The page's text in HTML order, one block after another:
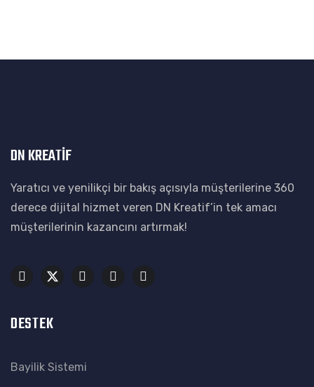
DN KREATİF
Yaratıcı ve yenilikçi bir bakış açısıyla müşterilerine 360
derece dijital hizmet veren DN Kreatif’in tek amacı
müşterilerinin kazancını artırmak!
DESTEK
Bayilik Sistemi